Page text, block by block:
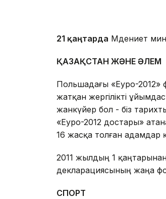
21 қаңтарда Мәдениет
ҚАЗАҚСТАН ЖӘНЕ ӘЛЕМ
Польшадағы «Еуро-
жатқан жергілікті
жанкүйер бол - біз
«Еуро-2012 достары»
16 жасқа толған адамдар
2011 жылдың 1
декларациясының жаңа
СПОРТ